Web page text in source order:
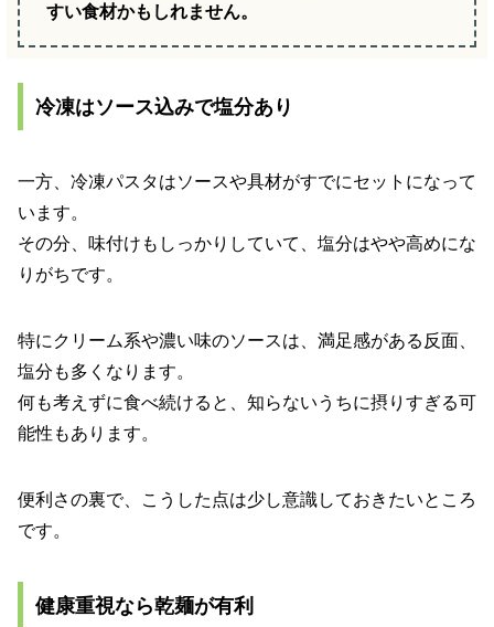
すい食材かもしれません。
冷凍はソース込みで塩分あり
一方、冷凍パスタはソースや具材がすでにセットになって
います。
その分、味付けもしっかりしていて、塩分はやや高めにな
りがちです。
特にクリーム系や濃い味のソースは、満足感がある反面、
塩分も多くなります。
何も考えずに食べ続けると、知らないうちに摂りすぎる可
能性もあります。
便利さの裏で、こうした点は少し意識しておきたいところ
です。
健康重視なら乾麺が有利